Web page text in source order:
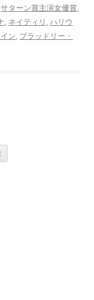
サターン賞主演女優賞,
, ネイティリ ,ハリウ
ン, ブラッドリー・